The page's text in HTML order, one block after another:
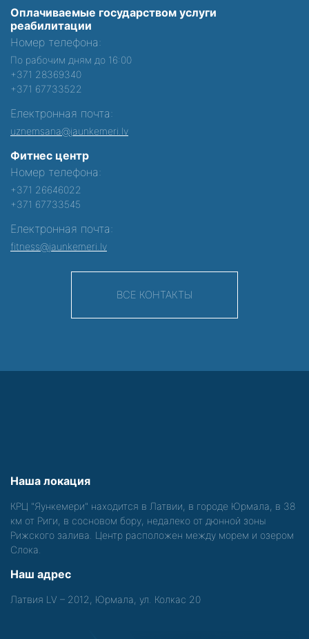
Оплачиваемые государством услуги
реабилитации
Номер телефона:
По рабочим дням до 16:00
+371 28369340
+371 67733522
Електронная почта:
uznemsana@jaunkemeri.lv
Фитнес центр
Номер телефона:
+371 26646022
+371 67733545
Електронная почта:
fitness@jaunkemeri.lv
ВСЕ КОНТАКТЫ
Наша локация
КРЦ "Яункемери" находится в Латвии, в городе Юрмала, в 38
км от Риги, в сосновом бору, недалеко от дюнной зоны
Рижского залива. Центр расположен между морем и озером
Слока.
Наш адрес
Латвия LV – 2012, Юрмала, ул. Колкас 20